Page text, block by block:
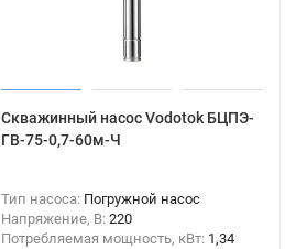
Скважинный насос Vodotok БЦПЭ-
ГВ-75-0,7-60м-Ч
Тип насоса: Погружной насос
Напряжение, В: 220
Потребляемая мощность, кВт: 1,34